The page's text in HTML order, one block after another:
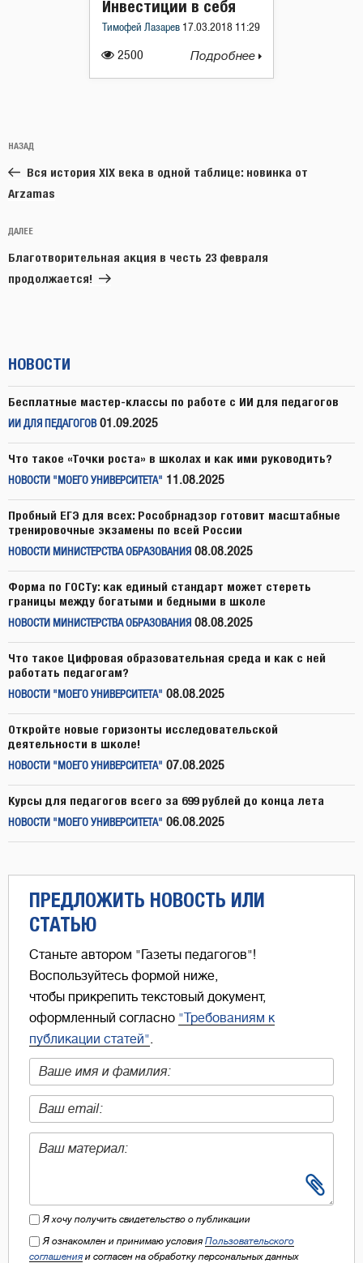
2500
Инвестиции в себя
Тимофей Лазарев 17.03.2018 11:29
Подробнее
по
записям
Предыдущая
запись:
НАЗАД
Вся история XIX века в одной таблице: новинка от
Arzamas
Следующая
запись
ДАЛЕЕ
Благотворительная акция в честь 23 февраля
продолжается!
НОВОСТИ
Бесплатные мастер-классы по работе с ИИ для педагогов
ИИ ДЛЯ ПЕДАГОГОВ 01.09.2025
Что такое «Точки роста» в школах и как ими руководить?
НОВОСТИ "МОЕГО УНИВЕРСИТЕТА" 11.08.2025
Пробный ЕГЭ для всех: Рособрнадзор готовит масштабные
тренировочные экзамены по всей России
НОВОСТИ МИНИСТЕРСТВА ОБРАЗОВАНИЯ 08.08.2025
Форма по ГОСТу: как единый стандарт может стереть
границы между богатыми и бедными в школе
НОВОСТИ МИНИСТЕРСТВА ОБРАЗОВАНИЯ 08.08.2025
Что такое Цифровая образовательная среда и как с ней
работать педагогам?
НОВОСТИ "МОЕГО УНИВЕРСИТЕТА" 08.08.2025
Откройте новые горизонты исследовательской
деятельности в школе!
НОВОСТИ "МОЕГО УНИВЕРСИТЕТА" 07.08.2025
Курсы для педагогов всего за 699 рублей до конца лета
НОВОСТИ "МОЕГО УНИВЕРСИТЕТА" 06.08.2025
ПРЕДЛОЖИТЬ НОВОСТЬ ИЛИ
СТАТЬЮ
Станьте автором "Газеты педагогов"!
Воспользуйтесь формой ниже,
чтобы прикрепить текстовый документ,
оформленный согласно "Требованиям к
публикации статей"
Я хочу получить свидетельство о публикации
Я ознакомлен и принимаю условия Пользовательского
соглашения и согласен на обработку персональных данных